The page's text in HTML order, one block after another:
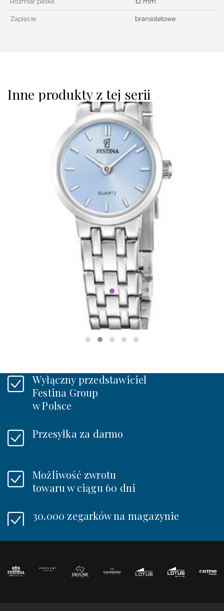
Zapięcie bransoletowe
Inne produkty z tej serii
Festina 20746/3
MADEMOISELLE
499 zł
W MAGAZYNIE
Wyłączny przedstawiciel
Festina Group
w Polsce
Przesyłka za darmo
Możliwość zwrotu
towaru w ciągu 60 dni
30.000 zegarków na magazynie